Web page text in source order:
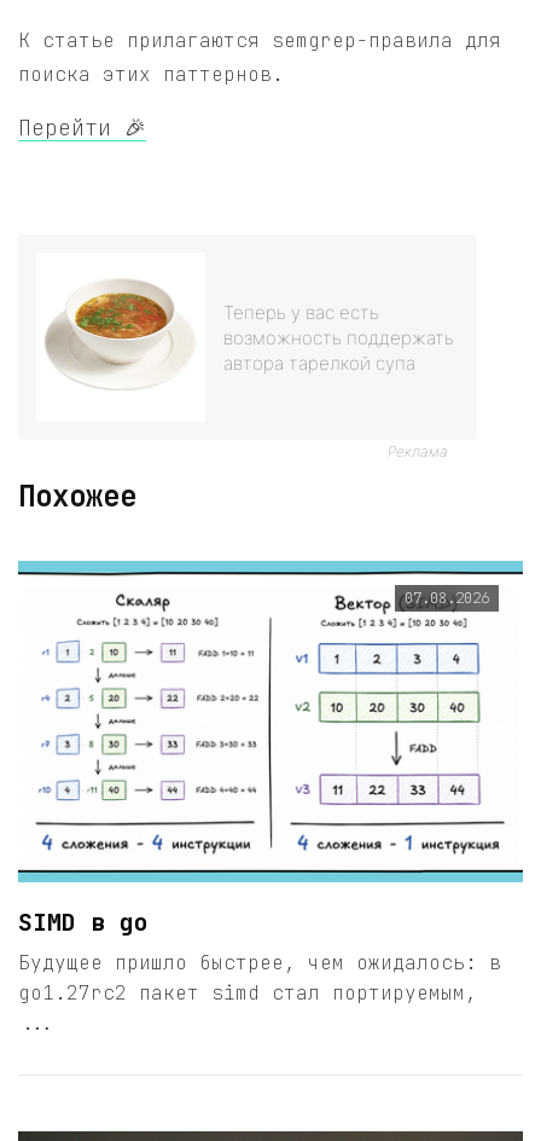
К статье прилагаются semgrep-правила для
поиска этих паттернов.
Перейти 🎉
Теперь у вас есть
возможность поддержать
автора тарелкой супа
Реклама
Похожее
07.08.2026
SIMD в go
Будущее пришло быстрее, чем ожидалось: в
go1.27rc2 пакет simd стал портируемым,
...